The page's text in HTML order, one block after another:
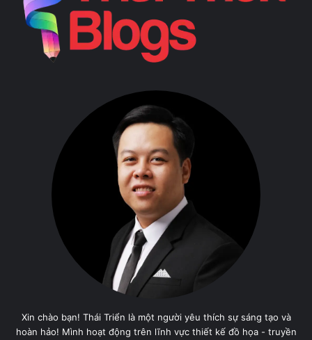
Xin chào bạn! Thái Triển là một người yêu thích sự sáng tạo và
hoàn hảo! Mình hoạt động trên lĩnh vực thiết kế đồ họa - truyền